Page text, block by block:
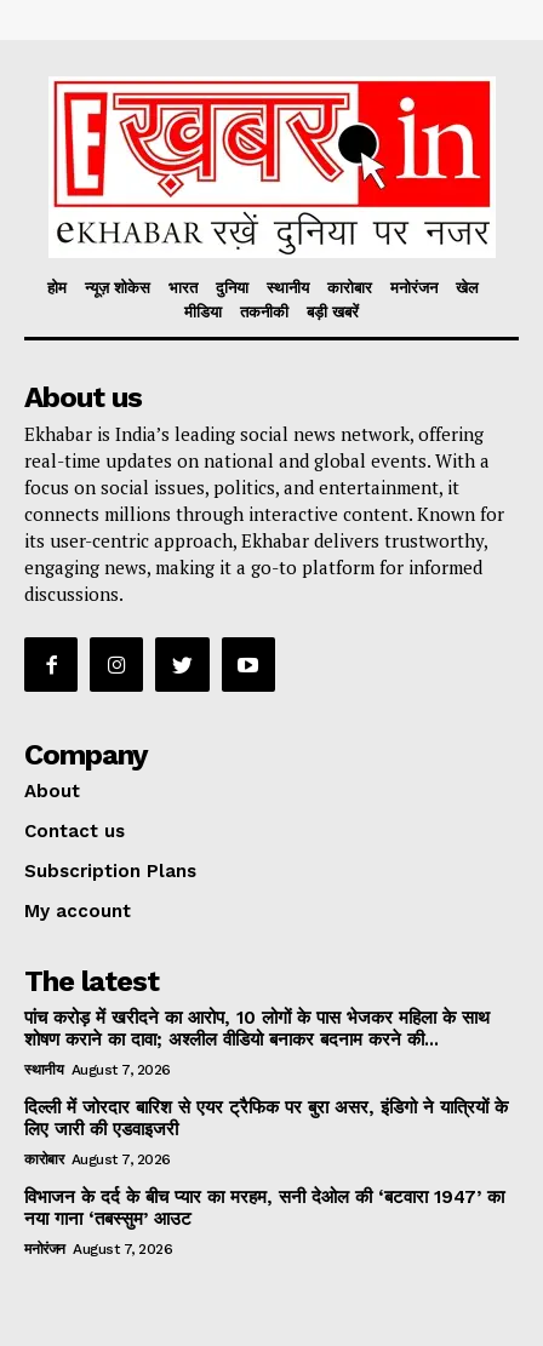
होम न्यूज़ शोकेस भारत दुनिया स्थानीय कारोबार मनोरंजन
खेल
मीडिया
तकनीकी बड़ी खबरें
About us
Ekhabar is India’s leading social news network, offering
real-time updates on national and global events. With a
focus on social issues, politics, and entertainment, it
connects millions through interactive content. Known for
its user-centric approach, Ekhabar delivers trustworthy,
engaging news, making it a go-to platform for informed
discussions.
Company
About
Contact us
Subscription Plans
My account
The latest
पांच करोड़ में खरीदने का आरोप, 10 लोगों के पास भेजकर महिला के साथ
शोषण कराने का दावा; अश्लील वीडियो बनाकर बदनाम करने की...
स्थानीय August 7, 2026
दिल्ली में जोरदार बारिश से एयर ट्रैफिक पर बुरा असर, इंडिगो ने यात्रियों के
लिए जारी की एडवाइजरी
कारोबार August 7, 2026
विभाजन के दर्द के बीच प्यार का मरहम, सनी देओल की ‘बटवारा 1947’ का
नया गाना ‘तबस्सुम’ आउट
मनोरंजन August 7, 2026